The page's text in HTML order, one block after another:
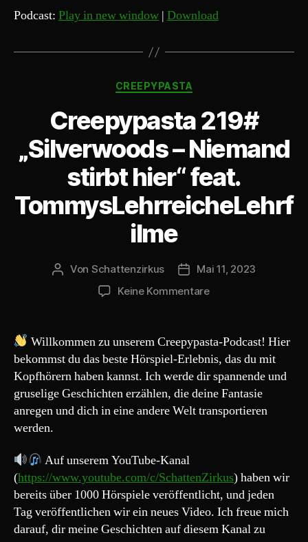
d
Podcast: Play in new window | Download
Kategorien
CREEPYPASTA
Creepypasta 219#
„Silverwoods – Niemand
stirbt hier“ feat.
TommysLehrreicheLehrf
ilme
Beitragsautor
Von Schattenzirkus Beitragsdatum
Mai 11, 2023
Keine Kommentarezu
„Silverwoods
Niemand
stirbt
hier“
feat.
Willkommen zu unserem Creepypasta-Podcast! Hier
bekommst du das beste Hörspiel-Erlebnis, das du mit
Kopfhörern haben kannst. Ich werde dir spannende und
gruselige Geschichten erzählen, die deine Fantasie
anregen und dich in eine andere Welt transportieren
werden.
Auf unserem YouTube-Kanal
(https://www.youtube.com/c/SchattenZirkus) haben wir
bereits über 1000 Hörspiele veröffentlicht, und jeden
Tag veröffentlichen wir ein neues Video. Ich freue mich
darauf, dir meine Geschichten auf diesem Kanal zu